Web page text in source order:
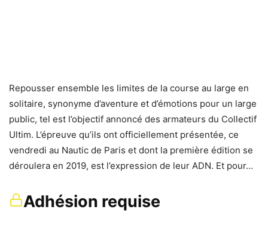
Repousser ensemble les limites de la course au large en
solitaire, synonyme d’aventure et d’émotions pour un large
public, tel est l’objectif annoncé des armateurs du Collectif
Ultim. L’épreuve qu’ils ont officiellement présentée, ce
vendredi au Nautic de Paris et dont la première édition se
déroulera en 2019, est l’expression de leur ADN. Et pour…
Adhésion requise